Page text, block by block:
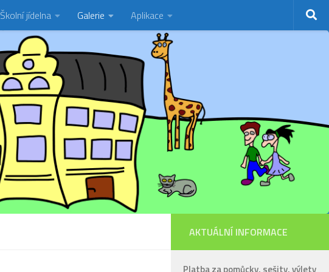
Školní jídelna Galerie Aplikace
AKTUÁLNÍ INFORMACE